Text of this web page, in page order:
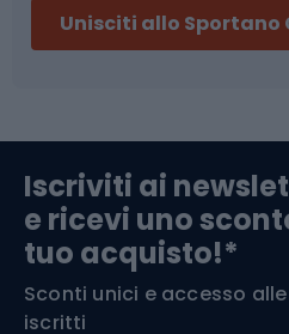
Abbigliamento da
Componenti per
Arrampicata
Medicina dello sport
Unisciti allo Sportano
Iscriviti ai
e ricevi uno
tuo acquisto!*
Sconti unici e accesso
iscritti